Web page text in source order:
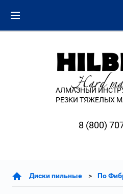
АЛМАЗНЫЙ
РЕЗКИ ТЯЖЕЛЫХ
8 (800)
Диски пильные По